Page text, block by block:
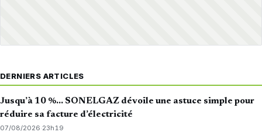
DERNIERS ARTICLES
Jusqu’à 10 %… SONELGAZ dévoile une astuce simple pour
réduire sa facture d’électricité
07/08/2026·23h19